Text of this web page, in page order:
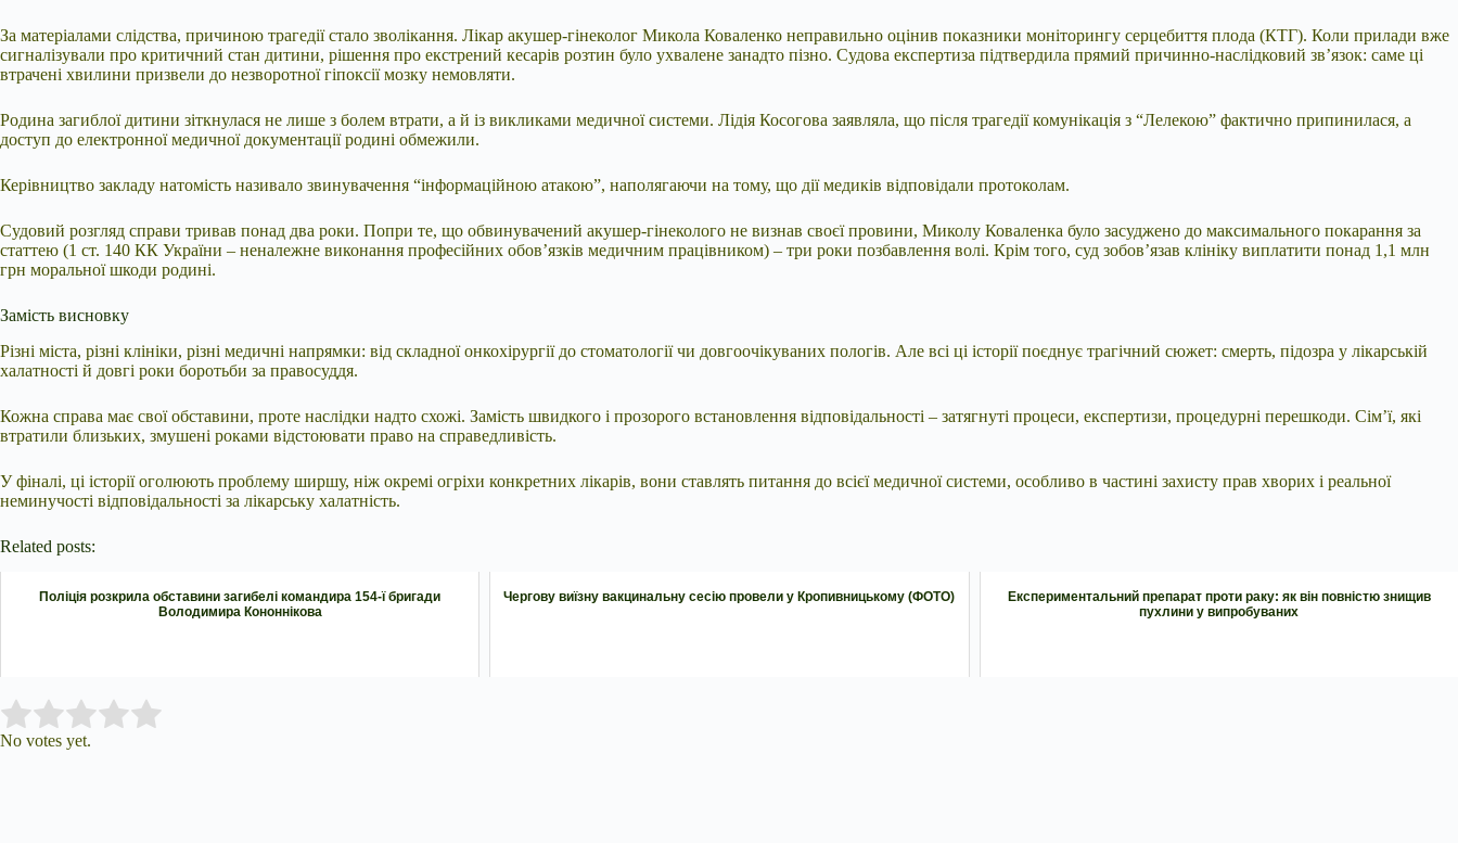
За матеріалами слідства, причиною трагедії стало зволікання. Лікар акушер-гінеколог Микола Коваленко неправильно оцінив показники моніторингу серцебиття плода (КТГ). Коли прилади вже
сигналізували про критичний стан дитини, рішення про екстрений кесарів розтин було ухвалене занадто пізно. Судова експертиза підтвердила прямий причинно-наслідковий зв’язок: саме ці
втрачені хвилини призвели до незворотної гіпоксії мозку немовляти.
Родина загиблої дитини зіткнулася не лише з болем втрати, а й із викликами медичної системи. Лідія Косогова заявляла, що після трагедії комунікація з “Лелекою” фактично припинилася, а
доступ до електронної медичної документації родині обмежили.
Керівництво закладу натомість називало звинувачення “інформаційною атакою”, наполягаючи на тому, що дії медиків відповідали протоколам.
Судовий розгляд справи тривав понад два роки. Попри те, що обвинувачений акушер-гінеколого не визнав своєї провини, Миколу Коваленка було засуджено до максимального покарання за
статтею (1 ст. 140 КК України – неналежне виконання професійних обов’язків медичним працівником) – три роки позбавлення волі. Крім того, суд зобов’язав клініку виплатити понад 1,1 млн
грн моральної шкоди родині.
Замість висновку
Різні міста, різні клініки, різні медичні напрямки: від складної онкохірургії до стоматології чи довгоочікуваних пологів. Але всі ці історії поєднує трагічний сюжет: смерть, підозра у лікарській
халатності й довгі роки боротьби за правосуддя.
Кожна справа має свої обставини, проте наслідки надто схожі. Замість швидкого і прозорого встановлення відповідальності – затягнуті процеси, експертизи, процедурні перешкоди. Сім’ї, які
втратили близьких, змушені роками відстоювати право на справедливість.
У фіналі, ці історії оголюють проблему ширшу, ніж окремі огріхи конкретних лікарів, вони ставлять питання до всієї медичної системи, особливо в частині захисту прав хворих і реальної
неминучості відповідальності за лікарську халатність.
Related posts:
Поліція розкрила обставини загибелі командира 154-ї бригади
Володимира Кононнікова
Чергову виїзну вакцинальну сесію провели у Кропивницькому (ФОТО)
Експериментальний препарат проти раку: як він повністю знищив
пухлини у випробуваних
Rate this item:
No votes yet.